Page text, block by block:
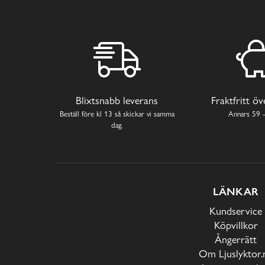
Blixtsnabb leverans
Beställ före kl 13 så skickar vi samma
dag.
Fraktfritt
Annars 59
LÄNKAR
Kundservice
Köpvillkor
Ångerrätt
Om